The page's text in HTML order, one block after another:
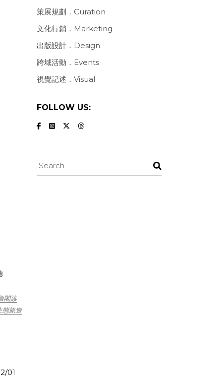
閣族
態旅遊
01
策展規劃．Curation
文化行銷．Marketing
出版設計．Design
跨域活動．Events
視覺記述．Visual
FOLLOW US:
Search